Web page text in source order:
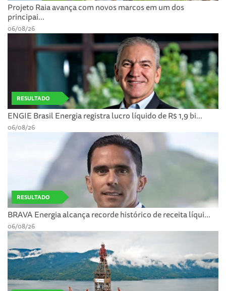
Projeto Raia avança com novos marcos em um dos
principai...
06/08/26
RESULTADO
ENGIE Brasil Energia registra lucro líquido de R$ 1,9 bi...
06/08/26
RESULTADO
BRAVA Energia alcança recorde histórico de receita líqui...
06/08/26